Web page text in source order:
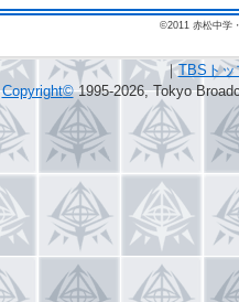
©2011 赤松中学
｜TBSトッ
Copyright© 1995-2026, Tokyo